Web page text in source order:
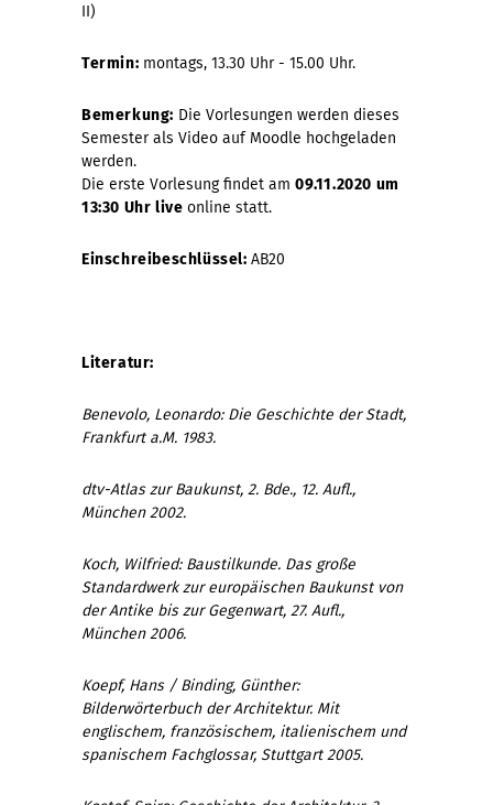
II)
Termin: montags, 13.30 Uhr - 15.00 Uhr.
Bemerkung: Die Vorlesungen werden dieses
Semester als Video auf Moodle hochgeladen
werden.
Die erste Vorlesung findet am 09.11.2020 um
13:30 Uhr live online statt.
Einschreibeschlüssel:AB20
Literatur:
Benevolo, Leonardo: Die Geschichte der Stadt,
Frankfurt a.M. 1983.
dtv-Atlas zur Baukunst, 2. Bde., 12. Aufl.,
München 2002.
Koch, Wilfried: Baustilkunde. Das große
Standardwerk zur europäischen Baukunst von
der Antike bis zur Gegenwart, 27. Aufl.,
München 2006.
Koepf, Hans / Binding, Günther:
Bilderwörterbuch der Architektur. Mit
englischem, französischem, italienischem und
spanischem Fachglossar, Stuttgart 2005.